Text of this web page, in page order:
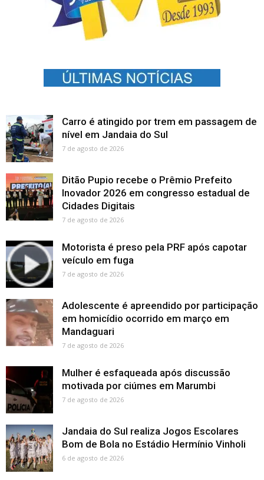
Carro é atingido por trem em passagem de
nível em Jandaia do Sul
7 de agosto de 2026
Ditão Pupio recebe o Prêmio Prefeito
Inovador 2026 em congresso estadual de
Cidades Digitais
7 de agosto de 2026
Motorista é preso pela PRF após capotar
veículo em fuga
7 de agosto de 2026
Adolescente é apreendido por participação
em homicídio ocorrido em março em
Mandaguari
7 de agosto de 2026
Mulher é esfaqueada após discussão
motivada por ciúmes em Marumbi
7 de agosto de 2026
Jandaia do Sul realiza Jogos Escolares
Bom de Bola no Estádio Hermínio Vinholi
6 de agosto de 2026